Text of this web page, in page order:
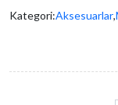
Kategori:Aksesuarlar,